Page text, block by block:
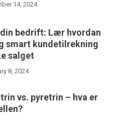
14, 2024
bedrift: Lær hvordan
smart kundetilrekning
salget
8, 2024
vs. pyretrin – hva er